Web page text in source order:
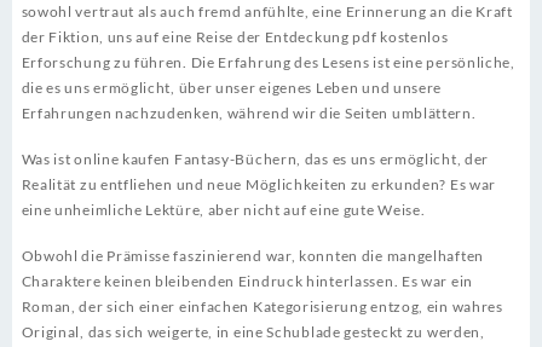
sowohl vertraut als auch fremd anfühlte, eine Erinnerung an die Kraft
der Fiktion, uns auf eine Reise der Entdeckung pdf kostenlos
Erforschung zu führen. Die Erfahrung des Lesens ist eine persönliche,
die es uns ermöglicht, über unser eigenes Leben und unsere
Erfahrungen nachzudenken, während wir die Seiten umblättern.
Was ist online kaufen Fantasy-Büchern, das es uns ermöglicht, der
Realität zu entfliehen und neue Möglichkeiten zu erkunden? Es war
eine unheimliche Lektüre, aber nicht auf eine gute Weise.
Obwohl die Prämisse faszinierend war, konnten die mangelhaften
Charaktere keinen bleibenden Eindruck hinterlassen. Es war ein
Roman, der sich einer einfachen Kategorisierung entzog, ein wahres
Original, das sich weigerte, in eine Schublade gesteckt zu werden,